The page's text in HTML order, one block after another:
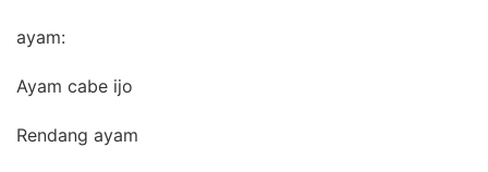
ayam:
Ayam cabe ijo
Rendang ayam